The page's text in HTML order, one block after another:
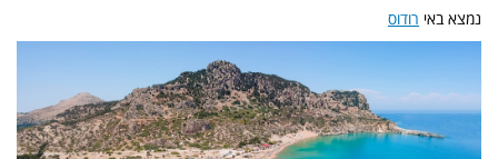
נמצא באי רודוס